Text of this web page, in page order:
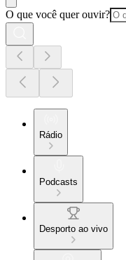
O que você quer ouvir?
Rádio
Podcasts
Desporto ao vivo